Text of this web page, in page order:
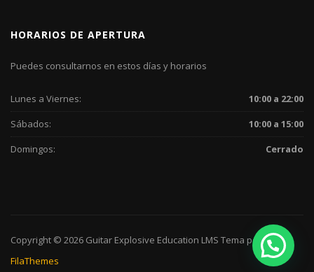
HORARIOS DE APERTURA
Puedes consultarnos en estos días y horarios
Lunes a Viernes:
10:00 a 22:00
Sábados:
10:00 a 15:00
Domingos:
Cerrado
Copyright © 2026 Guitar Explosive Education LMS Tema por
FilaThemes